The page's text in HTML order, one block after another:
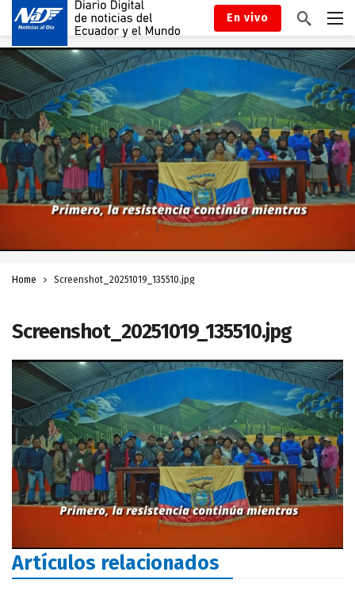
En vivo
Home Screenshot_20251019_135510.jpg
Screenshot_20251019_135510.jpg
Artículos relacionados